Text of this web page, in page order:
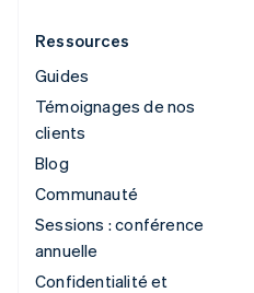
Ressources
Guides
Témoignages de nos
clients
Blog
Communauté
Sessions : conférence
annuelle
Confidentialité et